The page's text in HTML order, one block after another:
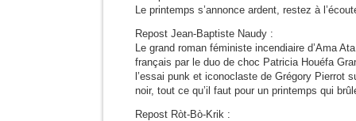
Le printemps s’annonce ardent, restez à
Repost Jean-Baptiste Naudy :
Le grand roman féministe incendiaire d’Ama
français par le duo de choc Patricia Houéfa
l’essai punk et iconoclaste de Grégory Pierrot
noir, tout ce qu’il faut pour un printemps qui
Repost Ròt-Bò-Krik :